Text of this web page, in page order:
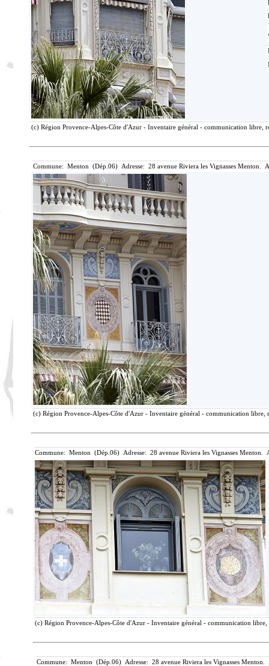
(c) Région Provence-Alpes-Côte d'Azur - Inventaire général - communication libre,
Commune: Menton (Dép.06) Adresse: 28 avenue Riviera les Vignasses Menton.
(c) Région Provence-Alpes-Côte d'Azur - Inventaire général - communication libre,
Commune: Menton (Dép.06) Adresse: 28 avenue Riviera les Vignasses
(c) Région Provence-Alpes-Côte d'Azur - Inventaire général - communication
Commune: Menton (Dép.06) Adresse: 28 avenue Riviera les Vignasses